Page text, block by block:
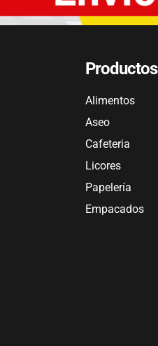
Productos
Alimentos
Aseo
Cafeteria
Licores
Papelería
Empacados